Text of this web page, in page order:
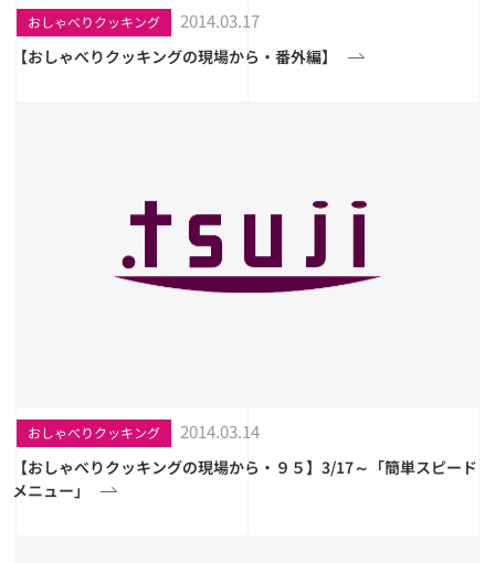
おしゃべりクッキング 2014.03.17
【おしゃべりクッキングの現場から・番外編】
おしゃべりクッキング 2014.03.14
【おしゃべりクッキングの現場から・９５】3/17～「簡単スピード
メニュー」